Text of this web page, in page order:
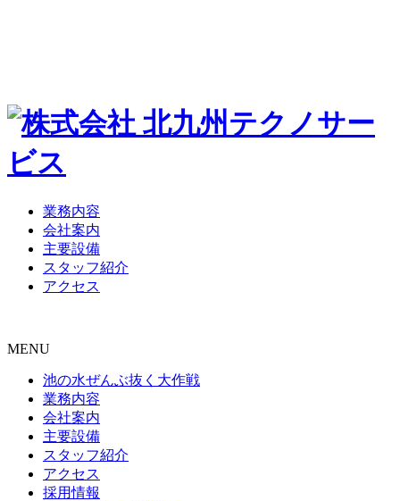
業務内容
会社案内
主要設備
スタッフ紹介
アクセス
MENU
池の水ぜんぶ抜く大作戦
業務内容
会社案内
主要設備
スタッフ紹介
アクセス
採用情報